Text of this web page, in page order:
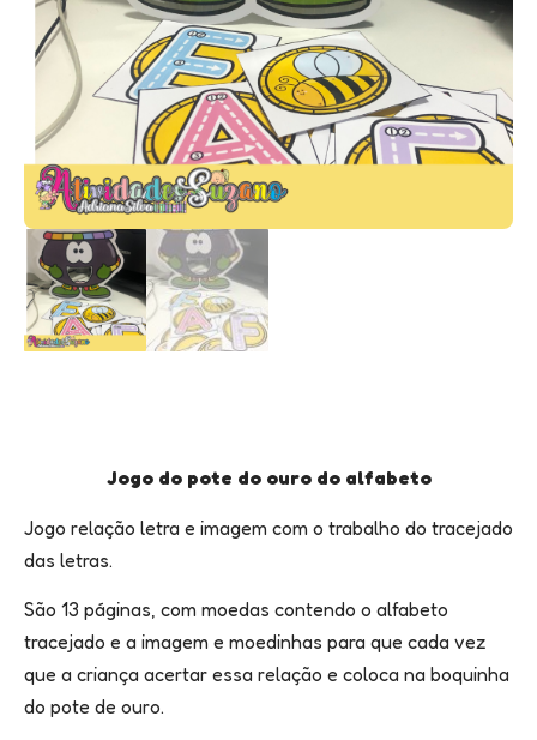
Jogo do pote do ouro do alfabeto
Jogo relação letra e imagem com o trabalho do tracejado
das letras.
São 13 páginas, com moedas contendo o alfabeto
tracejado e a imagem e moedinhas para que cada vez
que a criança acertar essa relação e coloca na boquinha
do pote de ouro.